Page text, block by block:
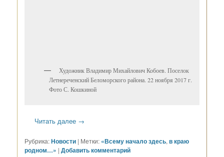
Художник Владимир Михайлович Кобоев. Поселок
Летнереченский Беломорского района. 22 ноября 2017 г.
Фото С. Кошкиной
Читать далее →
Рубрика:Новости | Метки: «Всему начало здесь,в краю
родном…» |Добавить комментарий